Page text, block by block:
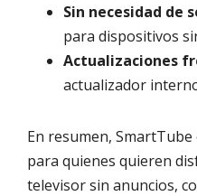
Sin necesidad de
para dispositivos
Actualizaciones
actualizador
En resumen,
para quienes quieren
televisor sin anuncios,